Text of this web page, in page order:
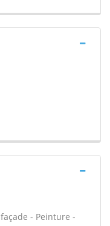
- Peinture -